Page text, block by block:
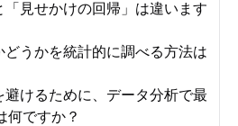
「見せかけの回帰」は違います
どうかを統計的に調べる方法は
避けるために、データ分析で最
何ですか？